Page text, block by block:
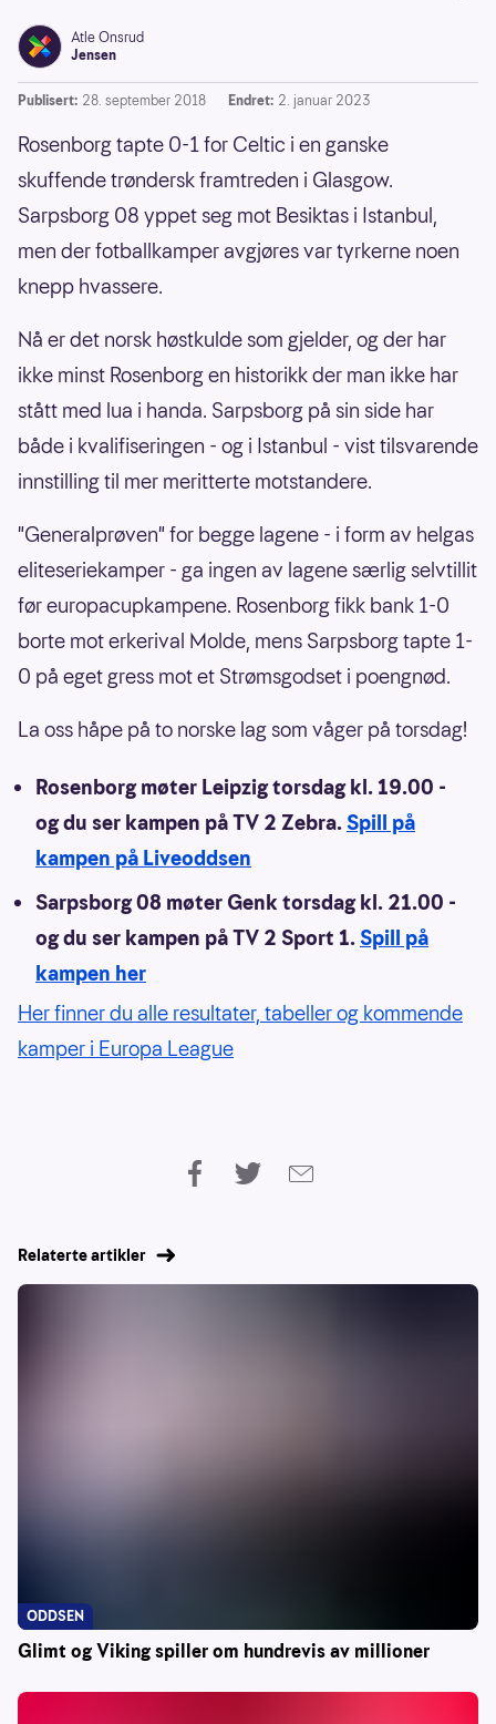
Atle Onsrud
Jensen
Publisert: 28. september 2018 Endret: 2. januar 2023
Rosenborg tapte 0-1 for Celtic i en ganske
skuffende trøndersk framtreden i Glasgow.
Sarpsborg 08 yppet seg mot Besiktas i Istanbul,
men der fotballkamper avgjøres var tyrkerne noen
knepp hvassere.
Nå er det norsk høstkulde som gjelder, og der har
ikke minst Rosenborg en historikk der man ikke har
stått med lua i handa. Sarpsborg på sin side har
både i kvalifiseringen - og i Istanbul - vist tilsvarende
innstilling til mer meritterte motstandere.
"Generalprøven" for begge lagene - i form av helgas
eliteseriekamper - ga ingen av lagene særlig selvtillit
før europacupkampene. Rosenborg fikk bank 1-0
borte mot erkerival Molde, mens Sarpsborg tapte 1-
0 på eget gress mot et Strømsgodset i poengnød.
La oss håpe på to norske lag som våger på torsdag!
Rosenborg møter Leipzig torsdag kl. 19.00 -
og du ser kampen på TV 2 Zebra. Spill på
kampen på Liveoddsen
Sarpsborg 08 møter Genk torsdag kl. 21.00 -
og du ser kampen på TV 2 Sport 1. Spill på
kampen her
Her finner du alle resultater, tabeller og kommende
kamper i Europa League
Relaterte artikler
Glimt og Viking spiller om hundrevis av millioner
ODDSEN